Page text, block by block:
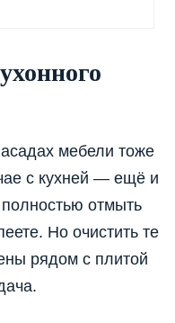
мебели тоже
с кухней — ещё и
отмыть
Но очистить те
рядом с плитой